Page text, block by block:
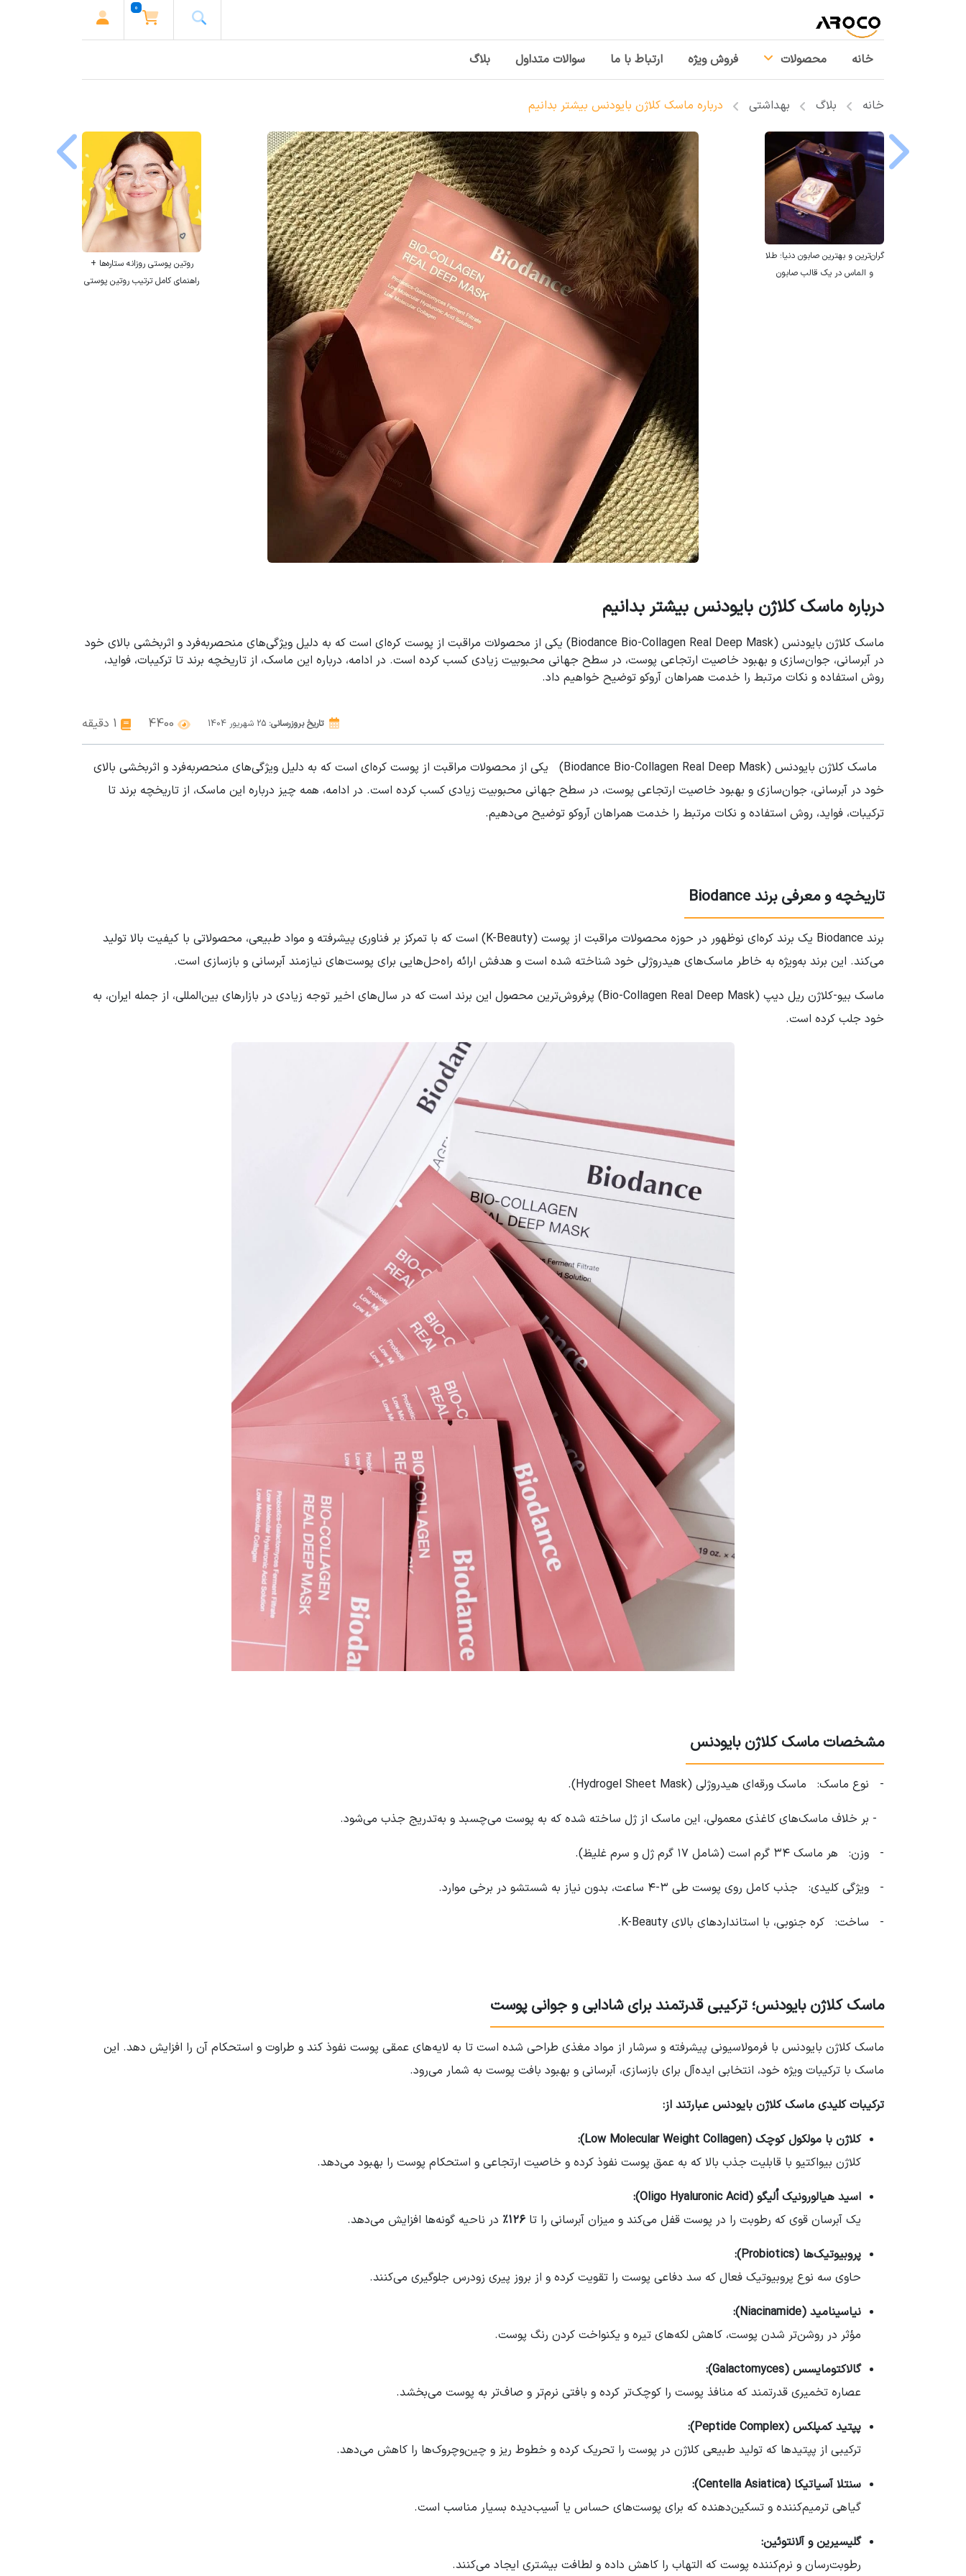
0
خانه محصولات فروش ویژه ارتباط با ما سوالات متداول بلاگ
خانه بلاگ بهداشتی درباره ماسک کلاژن بایودنس بیشتر بدانیم
گران‌ترین و بهترین صابون دنیا؛ طلا
و الماس در یک قالب صابون
روتین پوستی روزانه ستاره‌ها +
راهنمای کامل ترتیب روتین پوستی
درباره ماسک کلاژن بایودنس بیشتر بدانیم
ماسک کلاژن بایودنس (Biodance Bio-Collagen Real Deep Mask) یکی از محصولات مراقبت از پوست کره‌ای است که به دلیل ویژگی‌های منحصربه‌فرد و اثربخشی بالای خود
در آبرسانی، جوان‌سازی و بهبود خاصیت ارتجاعی پوست، در سطح جهانی محبوبیت زیادی کسب کرده است. در ادامه، درباره این ماسک، از تاریخچه برند تا ترکیبات، فواید،
روش استفاده و نکات مرتبط را خدمت همراهان آروکو توضیح خواهیم داد.
تاریخ بروزرسانی: 25 شهریور 1404 1 دقیقه
ماسک کلاژن بایودنس (Biodance Bio-Collagen Real Deep Mask) یکی از محصولات مراقبت از پوست کره‌ای است که به دلیل ویژگی‌های منحصربه‌فرد و اثربخشی بالای
خود در آبرسانی، جوان‌سازی و بهبود خاصیت ارتجاعی پوست، در سطح جهانی محبوبیت زیادی کسب کرده است. در ادامه، همه چیز درباره این ماسک، از تاریخچه برند تا
ترکیبات، فواید، روش استفاده و نکات مرتبط را خدمت همراهان آروکو توضیح می‌دهیم.
تاریخچه و معرفی برندBiodance
برند Biodance یک برند کره‌ای نوظهور در حوزه محصولات مراقبت از پوست (K-Beauty) است که با تمرکز بر فناوری پیشرفته و مواد طبیعی، محصولاتی با کیفیت بالا تولید
می‌کند. این برند به‌ویژه به خاطر ماسک‌های هیدروژلی خود شناخته شده است و هدفش ارائه راه‌حل‌هایی برای پوست‌های نیازمند آبرسانی و بازسازی است.
ماسک بیو-کلاژن ریل دیپ (Bio-Collagen Real Deep Mask) پرفروش‌ترین محصول این برند است که در سال‌های اخیر توجه زیادی در بازارهای بین‌المللی، از جمله ایران، به
خود جلب کرده است.
مشخصات ماسک کلاژن بایودنس
- نوع ماسک: ماسک ورقه‌ای هیدروژلی (Hydrogel Sheet Mask).
- بر خلاف ماسک‌های کاغذی معمولی، این ماسک از ژل ساخته شده که به پوست می‌چسبد و به‌تدریج جذب می‌شود.
- وزن: هر ماسک ۳۴ گرم است (شامل ۱۷ گرم ژل و سرم غلیظ).
- ویژگی کلیدی: جذب کامل روی پوست طی ۳-۴ ساعت، بدون نیاز به شستشو در برخی موارد.
- ساخت: کره جنوبی، با استانداردهای بالای K-Beauty.
ماسک کلاژن بایودنس؛ ترکیبی قدرتمند برای شادابی و جوانی پوست
ماسک کلاژن بایودنس با فرمولاسیونی پیشرفته و سرشار از مواد مغذی طراحی شده است تا به لایه‌های عمقی پوست نفوذ کند و طراوت و استحکام آن را افزایش دهد. این
ماسک با ترکیبات ویژه خود، انتخابی ایده‌آل برای بازسازی، آبرسانی و بهبود بافت پوست به شمار می‌رود.
ترکیبات کلیدی ماسک کلاژن بایودنس عبارتند از:
کلاژن با مولکول کوچک (Low Molecular Weight Collagen):
کلاژن بیواکتیو با قابلیت جذب بالا که به عمق پوست نفوذ کرده و خاصیت ارتجاعی و استحکام پوست را بهبود می‌دهد.
اسید هیالورونیک اُلیگو (Oligo Hyaluronic Acid):
یک آبرسان قوی که رطوبت را در پوست قفل می‌کند و میزان آبرسانی را تا ۱۲۶٪
در ناحیه گونه‌ها افزایش می‌دهد.
پروبیوتیک‌ها (Probiotics):
حاوی سه نوع پروبیوتیک فعال که سد دفاعی پوست را تقویت کرده و از بروز پیری زودرس جلوگیری می‌کنند.
نیاسینامید (Niacinamide):
مؤثر در روشن‌تر شدن پوست، کاهش لکه‌های تیره و یکنواخت کردن رنگ پوست.
گالاکتومایسس (Galactomyces):
عصاره تخمیری قدرتمند که منافذ پوست را کوچک‌تر کرده و بافتی نرم‌تر و صاف‌تر به پوست می‌بخشد.
پپتید کمپلکس (Peptide Complex):
ترکیبی از پپتیدها که تولید طبیعی کلاژن در پوست را تحریک کرده و خطوط ریز و چین‌وچروک‌ها را کاهش می‌دهد.
سنتلا آسیاتیکا (Centella Asiatica):
گیاهی ترمیم‌کننده و تسکین‌دهنده که برای پوست‌های حساس یا آسیب‌دیده بسیار مناسب است.
گلیسیرین و آلانتوئین:
رطوبت‌رسان و نرم‌کننده پوست که التهاب را کاهش داده و لطافت بیشتری ایجاد می‌کنند.